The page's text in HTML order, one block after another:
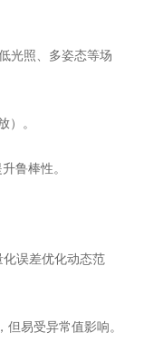
光照、多姿态等场
）。
鲁棒性。
误差优化动态范
易受异常值影响。